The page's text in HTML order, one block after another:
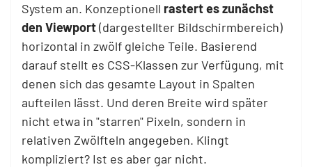
System an. Konzeptionell rastert es zunächst
den Viewport(dargestellter Bildschirmbereich)
horizontal in zwölf gleiche Teile. Basierend
darauf stellt es CSS-Klassen zur Verfügung, mit
denen sich das gesamte Layout in Spalten
aufteilen lässt. Und deren Breite wird später
nicht etwa in "starren" Pixeln, sondern in
relativen Zwölfteln angegeben. Klingt
kompliziert? Ist es aber gar nicht.